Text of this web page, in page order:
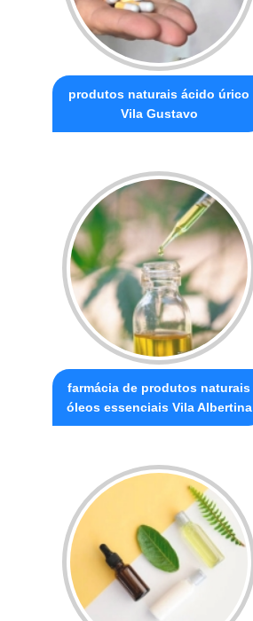
produtos naturais ácido úrico
Vila Gustavo
farmácia de produtos naturais
óleos essenciais Vila Albertina